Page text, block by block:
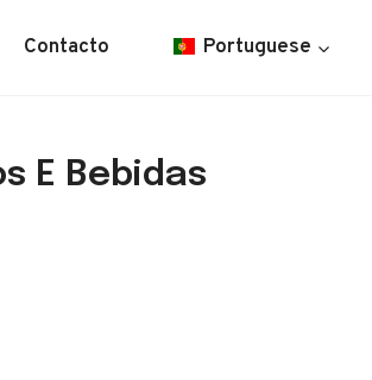
Contacto Portuguese
E Bebidas